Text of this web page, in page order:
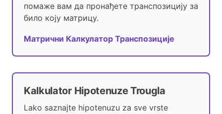
помаже вам да пронађете транспозицију за
било коју матрицу.
Матрични Калкулатор Транспозиције
Kalkulator Hipotenuze Trougla
Lako saznajte hipotenuzu za sve vrste